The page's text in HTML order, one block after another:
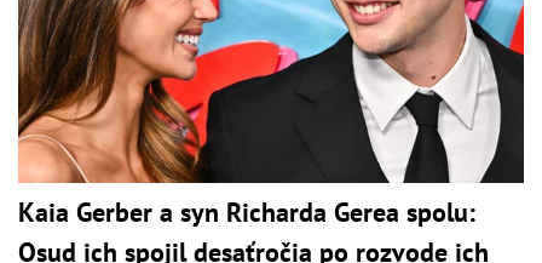
Kaia Gerber a syn Richarda Gerea spolu:
Osud ich spojil desaťročia po rozvode ich